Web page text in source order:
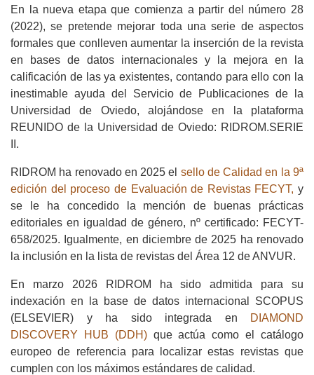
En la nueva etapa que comienza a partir del número 28
(2022), se pretende mejorar toda una serie de aspectos
formales que conlleven aumentar la inserción de la revista
en bases de datos internacionales y la mejora en la
calificación de las ya existentes, contando para ello con la
inestimable ayuda del Servicio de Publicaciones de la
Universidad de Oviedo, alojándose en la plataforma
REUNIDO de la Universidad de Oviedo: RIDROM.SERIE
II.
RIDROM ha renovado en 2025 el sello de Calidad en la 9ª
edición del proceso de Evaluación de Revistas FECYT, y
se le ha concedido la mención de buenas prácticas
editoriales en igualdad de género, nº certificado: FECYT-
658/2025. Igualmente, en diciembre de 2025 ha renovado
la inclusión en la lista de revistas del Área 12 de ANVUR.
En marzo 2026 RIDROM ha sido admitida para su
indexación en la base de datos internacional SCOPUS
(ELSEVIER) y ha sido integrada en
DIAMOND
DISCOVERY HUB (DDH)que actúa como el catálogo
europeo de referencia para localizar estas revistas que
cumplen con los máximos estándares de calidad.